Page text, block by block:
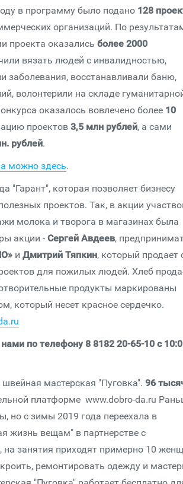
в программу было подано 128
организаций. По
проекта оказались более 2000
вязать людей с инвалидностью,
заболевания, восстанавливали баню,
волонтерили на складе
оказалось вовлечено более 10
проектов 3,5 млн рублей, а сами
рублей.
можно здесь.
"Гарант", которая позволяет бизнесу
проектов. Так, в акции
молока и творога в магазинах была
акции - Сергей Авдеев,
и Дмитрий Тяпкин, который продает
для пожилых людей. Хлеб
продукты маркированы
который несет красное сердечко.
по телефону 8 8182 20-65-10 с
швейная мастерская "Пуговка". 96
платформе www.dobro-da.ru
но с зимы 2019 года переехала в
жизнь вещам" в партнерстве с
на занятия приходят примерно 10
ремонтировать одежду и